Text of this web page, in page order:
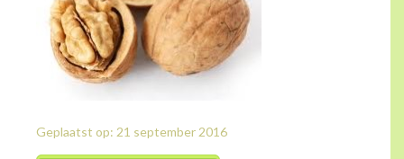
Geplaatst op: 21 september 2016